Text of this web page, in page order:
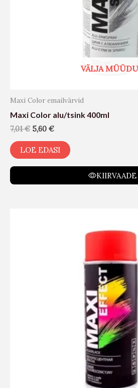
VÄLJA
Maxi Color emailvärvid
Maxi Color alu/tsink 400ml
7,01€ 5,60 €
LOE EDASI
KIIRVAADE